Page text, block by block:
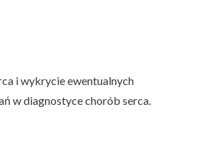
i wykrycie ewentualnych
w diagnostyce chorób serca.